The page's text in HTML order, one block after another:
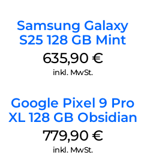
Samsung Galaxy
S25 128 GB Mint
635,90 €
inkl. MwSt.
Google Pixel 9 Pro
XL 128 GB Obsidian
779,90 €
inkl. MwSt.